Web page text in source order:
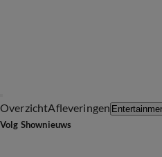
OverzichtAfleveringen
Volg Shownieuws